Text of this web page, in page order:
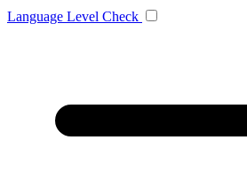
Language Level Check